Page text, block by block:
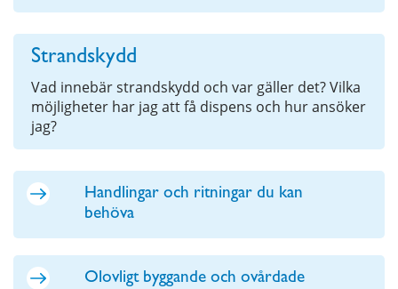
Strandskydd
Vad innebär strandskydd och var gäller det? Vilka
möjligheter har jag att få dispens och hur ansöker
jag?
Handlingar och ritningar du kan
behöva
Olovligt byggande och ovårdade